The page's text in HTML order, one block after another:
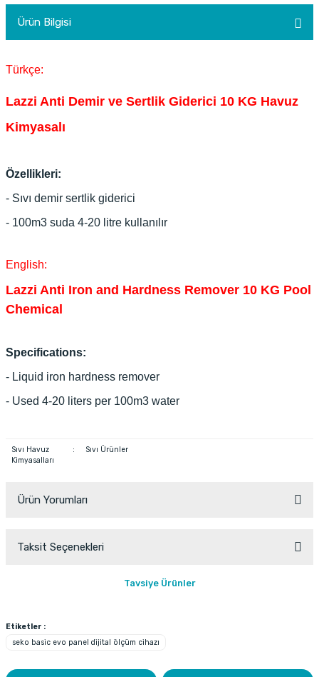
Ürün Bilgisi
Türkçe:
Lazzi Anti Demir ve Sertlik Giderici 10 KG Havuz
Kimyasalı
Özellikleri:
- Sıvı demir sertlik giderici
- 100m3 suda 4-20 litre kullanılır
English:
Lazzi Anti Iron and Hardness Remover 10 KG Pool
Chemical
Specifications:
- Liquid iron hardness remover
- Used 4-20 liters per 100m3 water
Sıvı Havuz
Kimyasalları
: Sıvı Ürünler
Ürün Yorumları
Taksit Seçenekleri
Tavsiye Ürünler
Etiketler :
seko basic evo panel dijital ölçüm cihazı